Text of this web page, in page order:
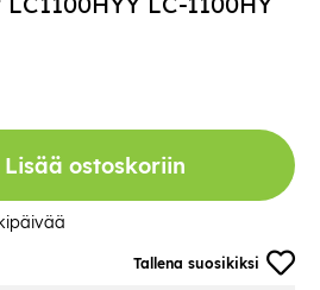
Tallena suosikiksi
Lisää ostoskoriin